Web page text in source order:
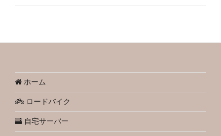
ホーム
ロードバイク
自宅サーバー